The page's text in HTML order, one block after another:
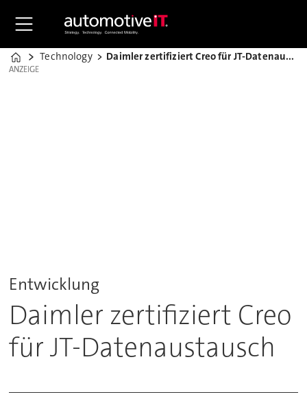
Home
Technology Daimler zertifiziert Creo für JT-Datenaustausch
ANZEIGE
ANZEIGE
Entwicklung
Daimler zertifiziert Creo
für JT-Datenaustausch